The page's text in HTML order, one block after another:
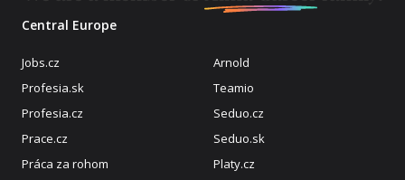
Central Europe
Jobs.cz
Profesia.sk
Profesia.cz
Prace.cz
Práca za rohom
Arnold
Teamio
Seduo.cz
Seduo.sk
Platy.cz